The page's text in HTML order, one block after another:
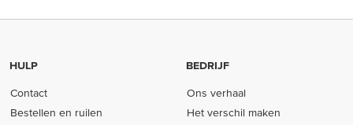
HULP
Contact
Bestellen en ruilen
BEDRIJF
Ons verhaal
Het verschil maken